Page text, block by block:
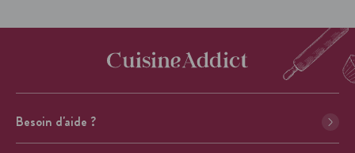
Besoin d'aide ?